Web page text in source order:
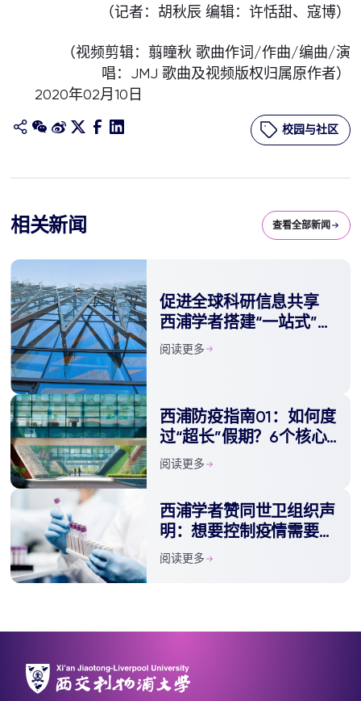
（记者：胡秋辰 编辑：许恬甜、寇博）
（视频剪辑：翦瞳秋 歌曲作词/作曲/编曲/演
唱：JMJ 歌曲及视频版权归属原作者）
2020年02月10日
校园与社区
相关新闻 查看全部新闻
促进全球科研信息共享
西浦学者搭建“一站式”新
冠病毒疫情网站
阅读更多
西浦防疫指南01：如何度
过“超长”假期？6个核心
知识点等你查收
阅读更多
西浦学者赞同世卫组织声
明：想要控制疫情需要团
结世界各国的力量
阅读更多